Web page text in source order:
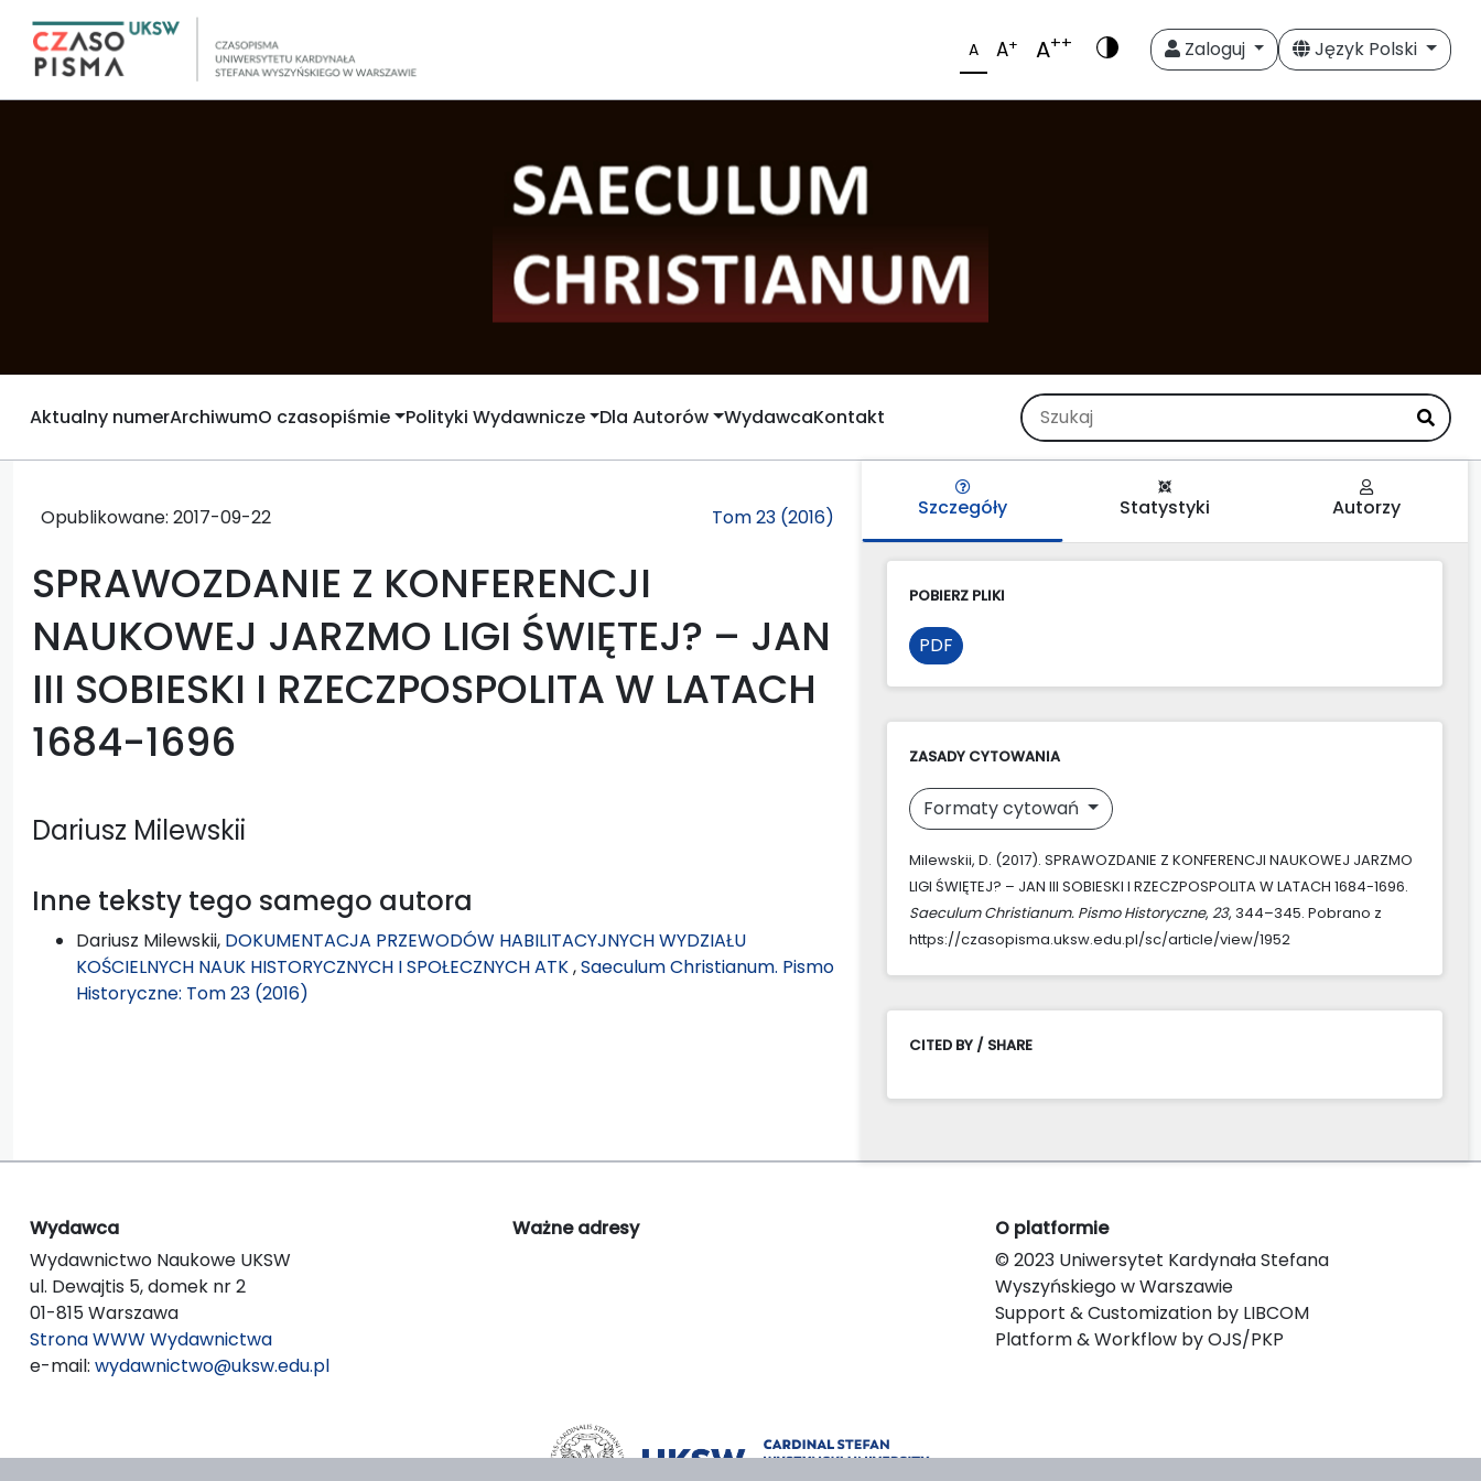
A A+ A++ Zaloguj Język Polski
Aktualny numerArchiwumO czasopiśmie Polityki Wydawnicze Dla Autorów WydawcaKontakt
Opublikowane: 2017-09-22 Tom 23 (2016)
SPRAWOZDANIE Z KONFERENCJI
NAUKOWEJ JARZMO LIGI ŚWIĘTEJ? – JAN
III SOBIESKI I RZECZPOSPOLITA W LATACH
1684-1696
Dariusz Milewskii
Inne teksty tego samego autora
Dariusz Milewskii, DOKUMENTACJA PRZEWODÓW HABILITACYJNYCH WYDZIAŁU
KOŚCIELNYCH NAUK HISTORYCZNYCH I SPOŁECZNYCH ATK,Saeculum Christianum. Pismo
Historyczne: Tom 23 (2016)
Szczegóły Statystyki Autorzy
POBIERZ PLIKI
PDF
ZASADY CYTOWANIA
Formaty cytowań
Milewskii, D. (2017). SPRAWOZDANIE Z KONFERENCJI NAUKOWEJ JARZMO
LIGI ŚWIĘTEJ? – JAN III SOBIESKI I RZECZPOSPOLITA W LATACH 1684-1696.
Saeculum Christianum. Pismo Historyczne, 23, 344–345. Pobrano z
https://czasopisma.uksw.edu.pl/sc/article/view/1952
CITED BY / SHARE
Wydawca
Wydawnictwo Naukowe UKSW
ul. Dewajtis 5, domek nr 2
01-815 Warszawa
Strona WWW Wydawnictwa
e-mail: wydawnictwo@uksw.edu.pl
Ważne adresy
O platformie
© 2023 Uniwersytet Kardynała Stefana
Wyszyńskiego w Warszawie
Support & Customization by LIBCOM
Platform & Workflow by OJS/PKP